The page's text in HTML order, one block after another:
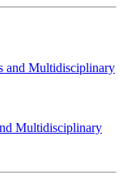
Multidisciplinary